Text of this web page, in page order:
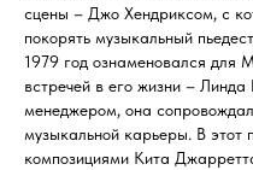
сцены – Джо Хендриксом, с
покорять музыкальный
1979 год ознаменовался
встречей в его жизни – Линда
менеджером, она
музыкальной карьеры. В этот
композициями Кита